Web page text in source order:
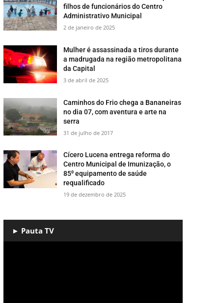
filhos de funcionários do Centro
Administrativo Municipal
2 de janeiro de 2025
Mulher é assassinada a tiros durante
a madrugada na região metropolitana
da Capital
3 de abril de 2025
​Caminhos do Frio chega a Bananeiras
no dia 07, com aventura e arte na
serra
31 de julho de 2017
Cícero Lucena entrega reforma do
Centro Municipal de Imunização, o
85⁰ equipamento de saúde
requalificado
19 de dezembro de 2025
► Pauta TV